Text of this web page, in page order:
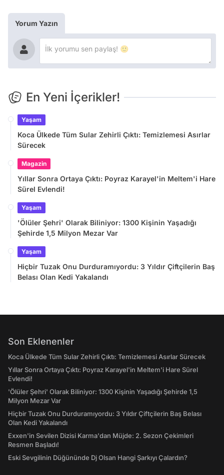
Yorum Yazın
En Yeni İçerikler!
Yaşam
Koca Ülkede Tüm Sular Zehirli Çıktı: Temizlemesi Asırlar
Sürecek
Magazin
Yıllar Sonra Ortaya Çıktı: Poyraz Karayel'in Meltem'i Hare
Sürel Evlendi!
Yaşam
'Ölüler Şehri' Olarak Biliniyor: 1300 Kişinin Yaşadığı
Şehirde 1,5 Milyon Mezar Var
Yaşam
Hiçbir Tuzak Onu Durduramıyordu: 3 Yıldır Çiftçilerin Baş
Belası Olan Kedi Yakalandı
Son Eklenenler
Koca Ülkede Tüm Sular Zehirli Çıktı: Temizlemesi Asırlar Sürecek
Yıllar Sonra Ortaya Çıktı: Poyraz Karayel'in Meltem'i Hare Sürel
Evlendi!
'Ölüler Şehri' Olarak Biliniyor: 1300 Kişinin Yaşadığı Şehirde 1,5
Milyon Mezar Var
Hiçbir Tuzak Onu Durduramıyordu: 3 Yıldır Çiftçilerin Baş Belası
Olan Kedi Yakalandı
Exxen'in Sevilen Dizisi Karma'dan Müjde: 2. Sezon Çekimleri
Resmen Başladı!
Eski Sevgilinin Düğününde Dj Olsan Hangi Şarkıyı Çalardın?